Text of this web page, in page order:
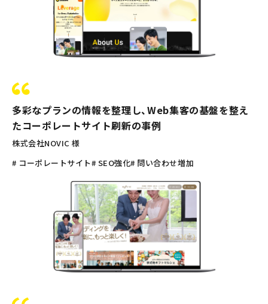
多彩なプランの情報を整理し、Web集客の基盤を整え
たコーポレートサイト刷新の事例
株式会社NOVIC 様
# コーポレートサイト# SEO強化# 問い合わせ増加